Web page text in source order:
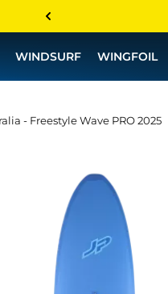
WINDSURF WINGFOIL
- Freestyle Wave PRO 2025